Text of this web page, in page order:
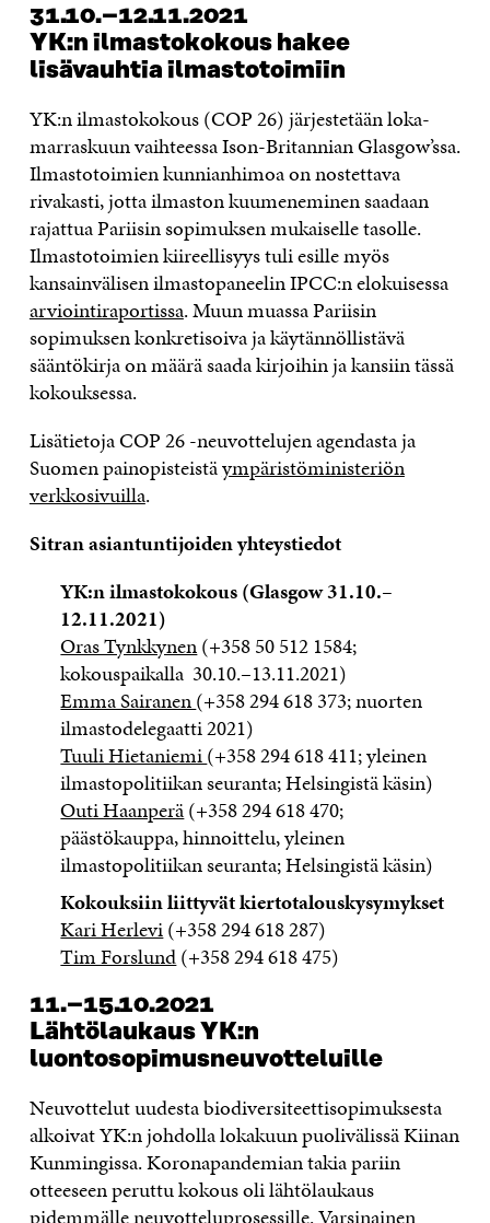
31.10.–12.11.2021
YK:n ilmastokokous hakee
lisävauhtia ilmastotoimiin
YK:n ilmastokokous (COP 26) järjestetään loka-
marraskuun vaihteessa Ison-Britannian Glasgow’ssa.
Ilmastotoimien kunnianhimoa on nostettava
rivakasti, jotta ilmaston kuumeneminen saadaan
rajattua Pariisin sopimuksen mukaiselle tasolle.
Ilmastotoimien kiireellisyys tuli esille myös
kansainvälisen ilmastopaneelin IPCC:n elokuisessa
arviointiraportissa. Muun muassa Pariisin
sopimuksen konkretisoiva ja käytännöllistävä
sääntökirja on määrä saada kirjoihin ja kansiin tässä
kokouksessa.
Lisätietoja COP 26 -neuvottelujen agendasta ja
Suomen painopisteistäympäristöministeriön
verkkosivuilla.
Sitran asiantuntijoiden yhteystiedot
YK:n ilmastokokous (Glasgow 31.10.–
12.11.2021)
Oras Tynkkynen(+358 50 512 1584;
kokouspaikalla 30.10.–13.11.2021)
Emma Sairanen(+358 294 618 373; nuorten
ilmastodelegaatti 2021)
Tuuli Hietaniemi(+358 294 618 411; yleinen
ilmastopolitiikan seuranta; Helsingistä käsin)
Outi Haanperä(+358 294 618 470;
päästökauppa, hinnoittelu, yleinen
ilmastopolitiikan seuranta; Helsingistä käsin)
Kokouksiin liittyvät kiertotalouskysymykset
Kari Herlevi(+358 294 618 287)
Tim Forslund(+358 294 618 475)
11.–15.10.2021
Lähtölaukaus YK:n
luontosopimusneuvotteluille
Neuvottelut uudesta biodiversiteettisopimuksesta
alkoivat YK:n johdolla lokakuun puolivälissä Kiinan
Kunmingissa. Koronapandemian takia pariin
otteeseen peruttu kokous oli lähtölaukaus